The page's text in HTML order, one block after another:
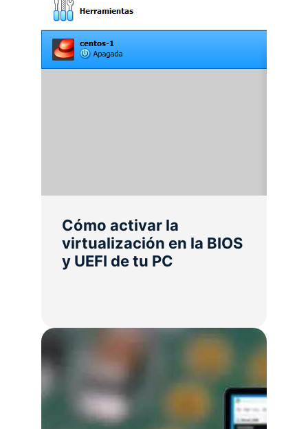
Cómo activar la
virtualización en la BIOS
y UEFI de tu PC